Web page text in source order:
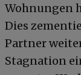
Wohnungen
Dies
Partner
Stagnation